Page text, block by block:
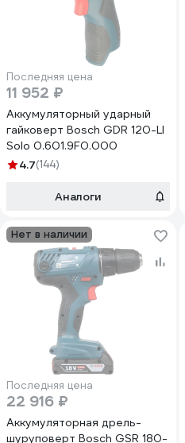
Последняя цена
11 952 ₽
Аккумуляторный ударный
гайковерт Bosch GDR 120-LI
Solo 0.601.9F0.000
4.7(144)
Аналоги
Нет в наличии
Последняя цена
22 916 ₽
Аккумуляторная дрель-
шуруповерт Bosch GSR 180-